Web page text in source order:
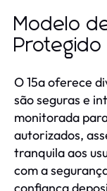
Modelo
Protegido
O 15a oferece
são seguras e
monitorada
autorizados,
tranquila aos
com a